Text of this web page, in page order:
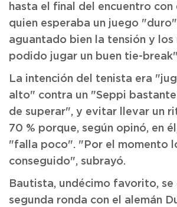
hasta el final del encuentro con
quien esperaba un juego
aguantado bien la tensión y los
podido jugar un buen tie-
La intención del tenista era
alto" contra un "Seppi
de superar", y evitar llevar un
70 % porque, según opinó, en
"falla poco". "Por el momento
conseguido", subrayó.
Bautista, undécimo favorito, se
segunda ronda con el alemán